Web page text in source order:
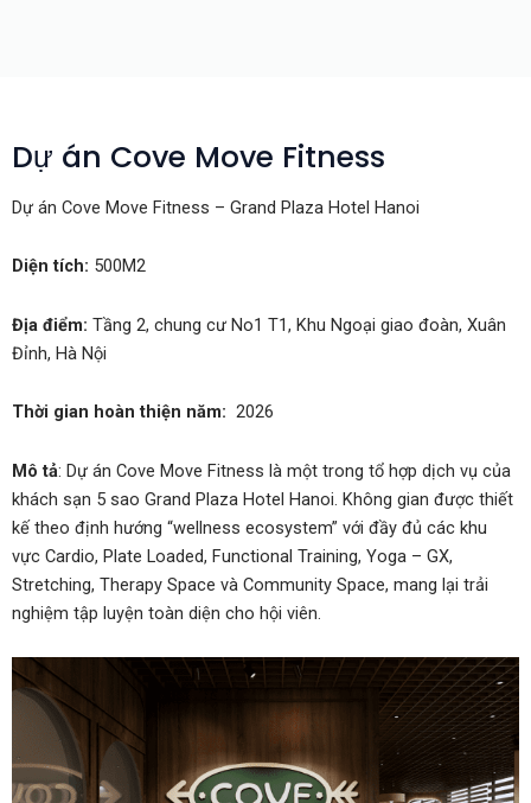
Dự án Cove Move Fitness
Dự án Cove Move Fitness – Grand Plaza Hotel Hanoi
Diện tích: 500M2
Địa điểm: Tầng 2, chung cư No1 T1, Khu Ngoại giao đoàn, Xuân
Đỉnh, Hà Nội
Thời gian hoàn thiện năm: 2026
Mô tả: Dự án Cove Move Fitness là một trong tổ hợp dịch vụ của
khách sạn 5 sao Grand Plaza Hotel Hanoi. Không gian được thiết
kế theo định hướng “wellness ecosystem” với đầy đủ các khu
vực Cardio, Plate Loaded, Functional Training, Yoga – GX,
Stretching, Therapy Space và Community Space, mang lại trải
nghiệm tập luyện toàn diện cho hội viên.